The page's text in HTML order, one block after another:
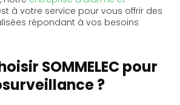
à votre service pour vous offrir des
répondant à vos besoins
SOMMELEC pour
?